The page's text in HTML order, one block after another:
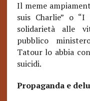
Il meme
suis Charlie” o “I
solidarietà alle
pubblico
Tatour lo abbia
suicidi.
Propaganda e